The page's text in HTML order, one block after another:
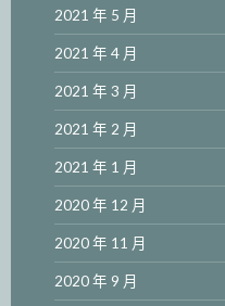
2021 年 5 月
2021 年 4 月
2021 年 3 月
2021 年 2 月
2021 年 1 月
2020 年 12 月
2020 年 11 月
2020 年 9 月